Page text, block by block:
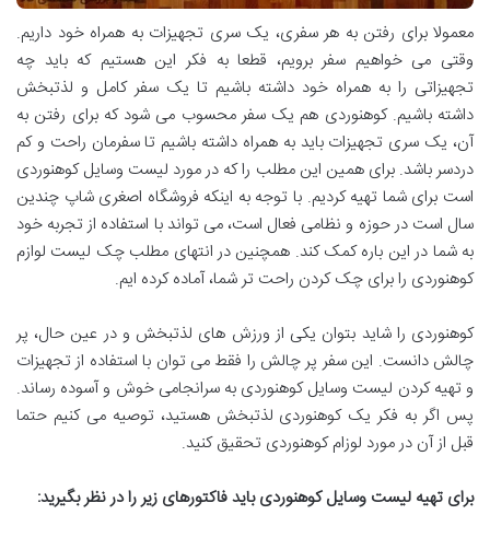
معمولا برای رفتن به هر سفری، یک سری تجهیزات به همراه خود داریم.
وقتی می خواهیم سفر برویم، قطعا به فکر این هستیم که باید چه
تجهیزاتی را به همراه خود داشته باشیم تا یک سفر کامل و لذتبخش
داشته باشیم. کوهنوردی هم یک سفر محسوب می شود که برای رفتن به
آن، یک سری تجهیزات باید به همراه داشته باشیم تا سفرمان راحت و کم
دردسر باشد. برای همین این مطلب را که در مورد لیست وسایل کوهنوردی
است برای شما تهیه کردیم. با توجه به اینکه فروشگاه اصغری شاپ چندین
سال است در حوزه و نظامی فعال است، می تواند با استفاده از تجربه خود
به شما در این باره کمک کند. همچنین در انتهای مطلب چک لیست لوازم
کوهنوردی را برای چک کردن راحت تر شما، آماده کرده ایم.
کوهنوردی را شاید بتوان یکی از ورزش های لذتبخش و در عین حال، پر
چالش دانست. این سفر پر چالش را فقط می توان با استفاده از تجهیزات
و تهیه کردن لیست وسایل کوهنوردی به سرانجامی خوش و آسوده رساند.
پس اگر به فکر یک کوهنوردی لذتبخش هستید، توصیه می کنیم حتما
قبل از آن در مورد لوزام کوهنوردی تحقیق کنید.
برای تهیه لیست وسایل کوهنوردی باید فاکتورهای زیر را در نظر بگیرید: